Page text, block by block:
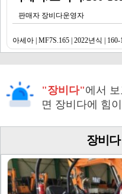
판매자 장비다운영자
아세아 | MF7S.165 | 2022년식 | 160-
"장비다"에서 보
면 장비다에 힘
장비